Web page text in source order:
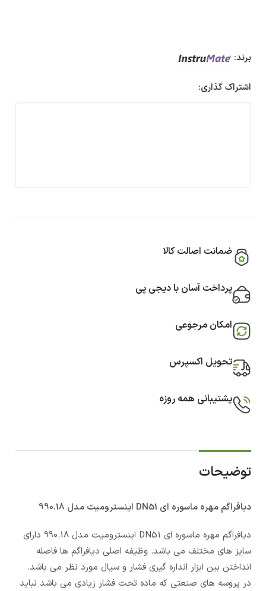
برند:
اشتراک گذاری:
ضمانت اصالت کالا
پرداخت آسان با دیجی پی
امکان مرجوعی
تحویل اکسپرس
پشتیبانی همه روزه
توضیحات
دیافراگم مهره ماسوره ای DN51 اینسترومیت مدل 990.18
دیافراگم مهره ماسوره ای DN51 اینسترومیت مدل 990.18 دارای
سایز های مختلف می باشد. وظیفه اصلی دیافراگم ها فاصله
انداختن بین ابزار انداره گیری فشار و سیال مورد نظر می باشد.
در پروسه های صنعتی که ماده تحت فشار زیادی می باشد نباید